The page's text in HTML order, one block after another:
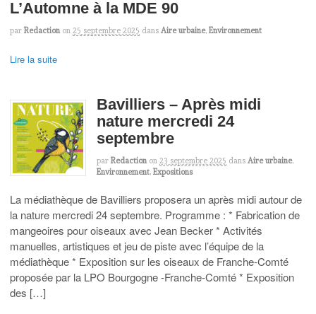
L’Automne à la MDE 90
par Redaction on 25 septembre 2025 dans Aire urbaine, Environnement
Lire la suite
Bavilliers – Après midi
nature mercredi 24
septembre
par Redaction on 23 septembre 2025 dans Aire urbaine,
Environnement, Expositions
La médiathèque de Bavilliers proposera un après midi autour de
la nature mercredi 24 septembre. Programme : * Fabrication de
mangeoires pour oiseaux avec Jean Becker * Activités
manuelles, artistiques et jeu de piste avec l’équipe de la
médiathèque * Exposition sur les oiseaux de Franche-Comté
proposée par la LPO Bourgogne -Franche-Comté * Exposition
des […]